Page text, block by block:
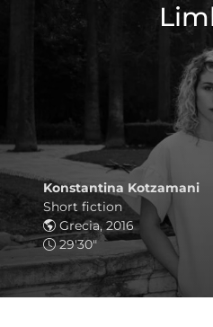
Konstantina Kotzamani
Short fiction
Grecia, 2016
29'30"